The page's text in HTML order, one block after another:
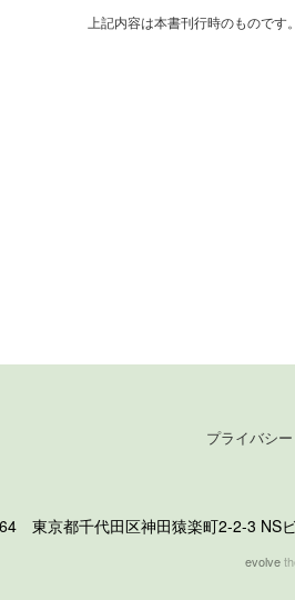
上記内容は本書刊行時のものです。
プライバシ
東京都千代田区神田猿楽町2-2-3
evolve